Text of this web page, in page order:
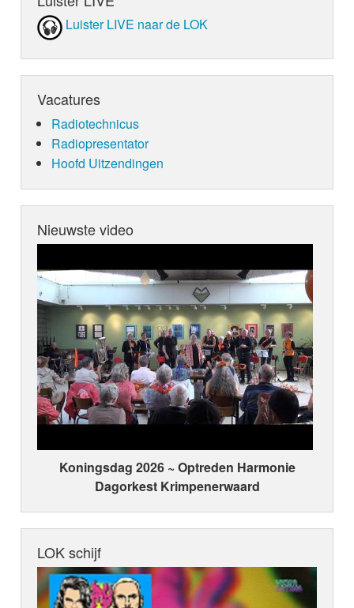
Luister LIVE naar de LOK
Vacatures
Radiotechnicus
Radiopresentator
Hoofd Uitzendingen
Nieuwste video
Koningsdag 2026 ~ Optreden Harmonie
Dagorkest Krimpenerwaard
LOK schijf